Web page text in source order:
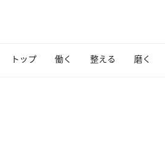
トップ 働く 整える 磨く